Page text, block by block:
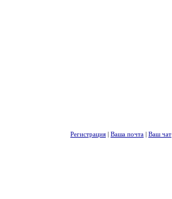
Регистрация | Ваша почта | Ваш чат